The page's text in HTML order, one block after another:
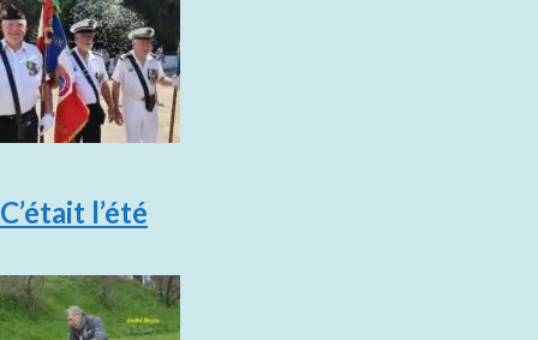
C’était l’été